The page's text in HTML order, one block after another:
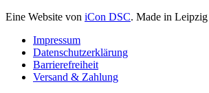
Eine Website von iCon DSC. Made in
Impressum
Datenschutzerklärung
Barrierefreiheit
Versand & Zahlung